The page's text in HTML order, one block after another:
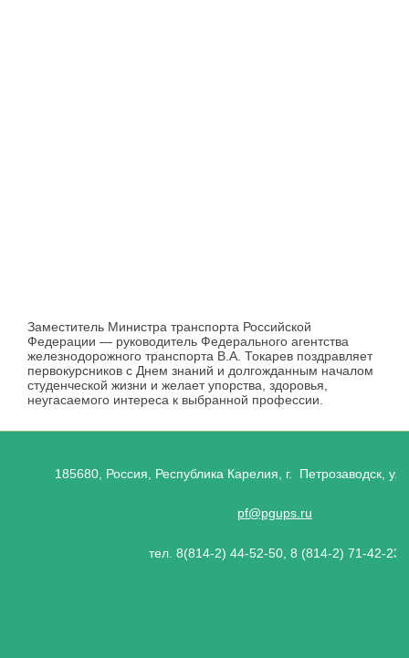
Заместитель Министра транспорта Российской
Федерации — руководитель Федерального агентства
железнодорожного транспорта В.А. Токарев поздравляет
первокурсников с Днем знаний и долгожданным началом
студенческой жизни и желает упорства, здоровья,
неугасаемого интереса к выбранной профессии.
185680, Россия, Республика Карелия, г. Петрозаводск,
pf@pgups.ru
тел. 8(814-2) 44-52-50, 8 (814-2) 71-42-23